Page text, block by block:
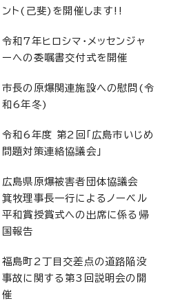
ント(己斐)を開催します!!
令和7年ヒロシマ・メッセンジャ
ーへの委嘱書交付式を開催
市長の原爆関連施設への慰問(令
和6年冬)
令和6年度 第2回「広島市いじめ
問題対策連絡協議会」
広島県原爆被害者団体協議会
箕牧理事長一行によるノーベル
平和賞授賞式への出席に係る帰
国報告
福島町2丁目交差点の道路陥没
事故に関する第3回説明会の開
催